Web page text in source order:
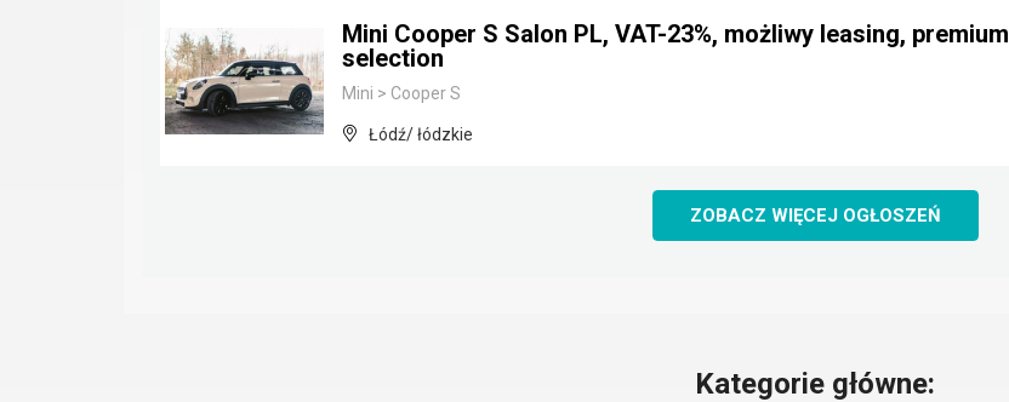
Mini Cooper S Salon PL, VAT-23%, możliwy leasing, premium
selection
Mini > Cooper S
Łódź/ łódzkie
ZOBACZ WIĘCEJ OGŁOSZEŃ
Kategorie główne: